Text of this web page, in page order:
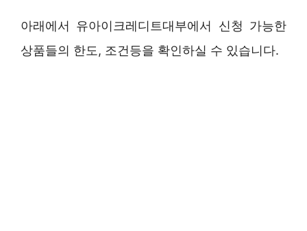
아래에서 유아이크레디트대부에서 신청 가능한
상품들의 한도, 조건등을 확인하실 수 있습니다.